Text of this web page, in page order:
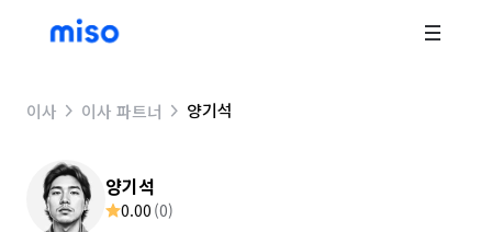
이사 이사 파트너 양기석
양기석
0.00 (0)